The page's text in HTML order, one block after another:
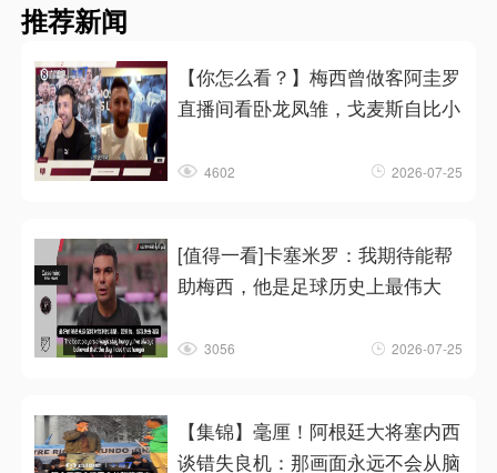
推荐新闻
【你怎么看？】梅西曾做客阿圭罗
直播间看卧龙凤雏，戈麦斯自比小
4602 2026-07-25
[值得一看]卡塞米罗：我期待能帮
助梅西，他是足球历史上最伟大
3056 2026-07-25
【集锦】毫厘！阿根廷大将塞内西
谈错失良机：那画面永远不会从脑